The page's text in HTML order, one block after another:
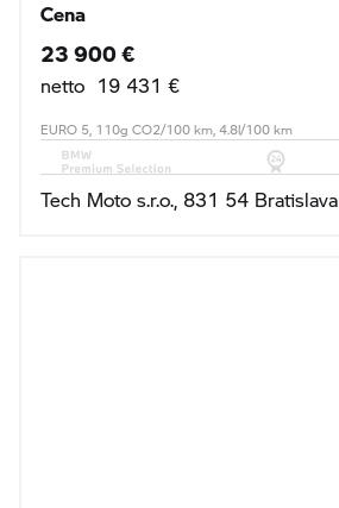
23 900 €
netto 19 431 €
EURO 5, 110g CO2/100 km, 4.8l/100 km
Tech Moto s.r.o., 831 54 Bratislava